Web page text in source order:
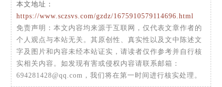
2026年可以单招的学校有94所，其中四川省内91所，省
外3所，公办高职院校48所，民办高职院校3+2所，独立本科7
所，民办本科院校7所：四川职业技术学院、成都职业技术学
院、成都纺织高等专科学校、达州职业技术学院、四川交通
职业技术学校、四川中医药高等专科学校、绵阳职业技术学
本文地址：
https://www.sczsvs.com/gzdz/1675910579114696.html
免责声明 ：本文内容均来源于互联网，仅代表文章作者的
个人观点与本站无关。其原创性、真实性以及文中陈述文
字及图片和内容未经本站证实，请读者仅作参考并自行核
实相关内容。如发现有害或侵权内容请联系邮箱：
694281428@qq.com，我们将在第一时间进行核实处理。